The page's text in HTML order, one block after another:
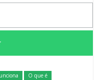
O que é